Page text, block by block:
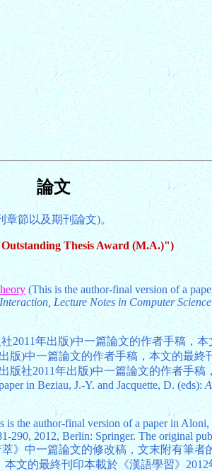
論文
章節以及期刊論文)。
Thesis Award (M.A.)")
(This is the author-final version of a
Lecture Notes in Computer Science
2011年出版)中一篇論文的作者手稿，
版)中一篇論文的作者手稿，本文的最
版社2011年出版)中一篇論文的作者手
in Beziau, J.-Y. and Jacquette, D. (eds):
is the author-final version of a paper in
290, 2012, Berlin: Springer. The original
》中一篇論文的修改稿，文末附有筆者
文的最終刊印本載於《漢語學習》2012